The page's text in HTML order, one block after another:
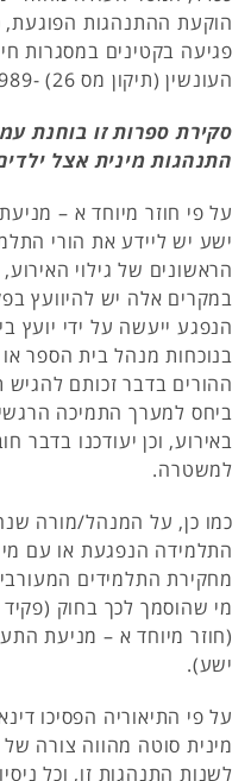
הוקעת ההתנהגות
פגיעה בקטינים במסגרות
העונשין (תיקון מס 26) -1989.
סקירת ספרות זו בוחנת
התנהגות מינית אצל
על פי חוזר מיוחד א –
ישע יש ליידע את הורי
הראשונים של גילוי
במקרים אלה יש להיוועץ
הנפגע ייעשה על ידי יועץ
בנוכחות מנהל בית הספר או
ההורים בדבר זכותם
ביחס למערך התמיכה
באירוע, וכן יעודכנו בדבר
למשטרה.
כמו כן, על המנהל/מורה
התלמידה הנפגעת או עם
מחקירת התלמידים
מי שהוסמך לכך בחוק
(חוזר מיוחד א – מניעת
ישע).
על פי התיאוריה הפסיכו
מינית סוטה מהווה צורה
לשנות התנהגות זו, וכל